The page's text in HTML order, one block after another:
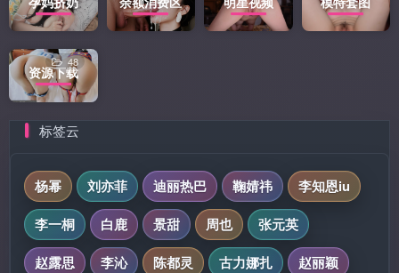
资源下载
48
标签云
杨幂 刘亦菲 迪丽热巴 鞠婧祎
李知恩iu
李一桐
白鹿 景甜 周也
张元英
赵露思
李沁 陈都灵 古力娜扎
赵丽颖